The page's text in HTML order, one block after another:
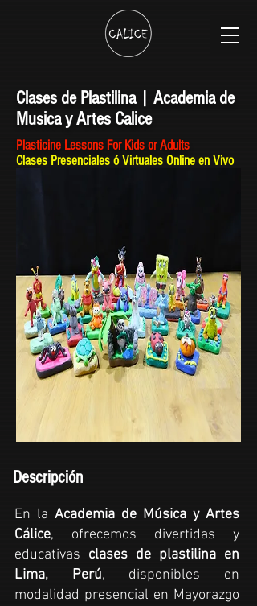
Clases de Plastilina | Academia de
Musica y Artes Calice
Plasticine Lessons For Kids or Adults
Clases Presenciales ó Virtuales Online en Vivo
Descripción
En la Academia de Música y Artes
Cálice, ofrecemos divertidas y
educativas clases de plastilina en
Lima, Perú, disponibles en
modalidad presencial en Mayorazgo